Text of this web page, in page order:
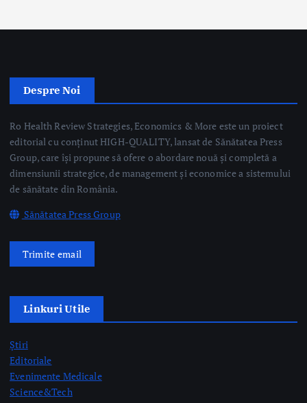
Ro Health Review Strategies, Economics & More este un proiect
dimensiunii strategice, de management și economice a sistemului
de sănătate din România.
Sănătatea Press Group
Trimite email
Linkuri Utile
Știri
Editoriale
Science&Tech
Pharma
Taguri Evidențiate